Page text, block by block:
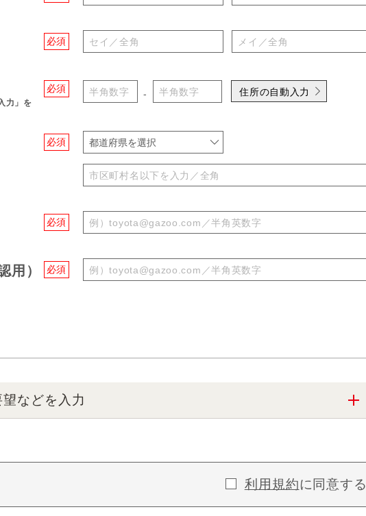
必須
必須
力」を
- 住所の自動入力
必須 都道府県を選択
必須
必須
用）
などを入力
利用規約に同意する